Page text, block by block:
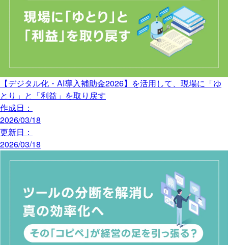
【デジタル化・AI導入補助金2026】を活用して、現場に「ゆ
とり」と「利益」を取り戻す
作成日：
2026/03/18
更新日：
2026/03/18